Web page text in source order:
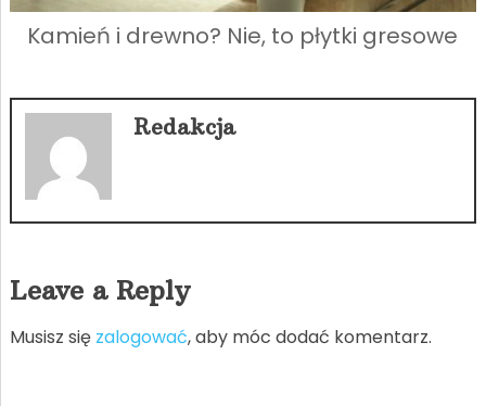
Kamień i drewno? Nie, to płytki gresowe
Redakcja
Leave a Reply
Musisz się zalogować, aby móc dodać komentarz.